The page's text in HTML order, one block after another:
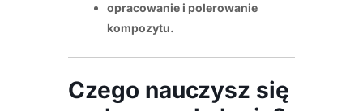
opracowanie i polerowanie
kompozytu.
Czego nauczysz się